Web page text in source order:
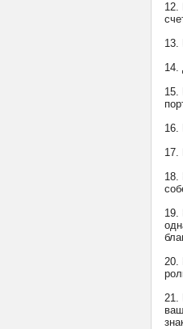
12.
13.
14.
15.
16.
17.
18.
19.
20.
21.